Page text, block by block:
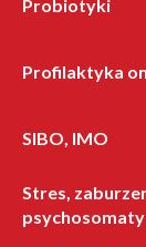
Probiotyki
Profilaktyka
SIBO, IMO
Stres,